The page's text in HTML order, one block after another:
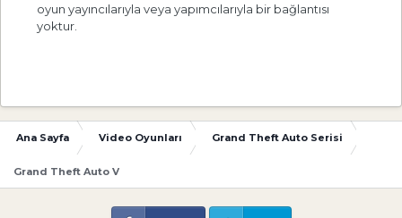
oyun yayıncılarıyla veya yapımcılarıyla bir bağlantısı
yoktur.
Ana Sayfa Video Oyunları Grand Theft Auto Serisi
Grand Theft Auto V